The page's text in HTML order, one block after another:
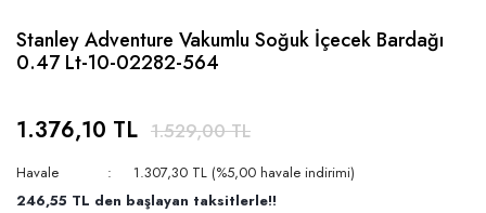
Stanley Adventure Vakumlu Soğuk İçecek Bardağı
0.47 Lt-10-02282-564
1.376,10 TL 1.529,00 TL
Havale
1.307,30 TL (%5,00 havale indirimi)
246,55 TL den başlayan taksitlerle!!